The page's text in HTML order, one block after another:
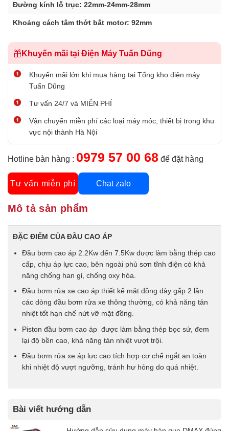
Đường kính lỗ trục: 22mm-24mm-28mm
Khoảng cách tâm thớt bắt motor: 92mm
Khuyến mãi tại Điện Máy Tuấn Dũng
Khuyến mãi lớn khi mua hàng tại Tổng kho điện máy
Tuấn Dũng
Tư vấn 24/7 và MIỄN PHÍ
Vận chuyển miễn phí các loại máy móc, thiết bị trong khu
vực nội thành Hà Nội
Hotline bàn hàng : 0979 57 00 68 để đặt hàng
Tư vấn miễn phí Chat zalo
Mô tả sản phẩm
ĐẶC ĐIỂM CỦA ĐẦU CAO ÁP
Đầu bơm cao áp 2.2Kw đến 7.5Kw được làm bằng thép cao
cấp, chịu áp lực cao, bên ngoài phủ sơn tĩnh điện có khả
năng chống han gỉ, chống oxy hóa.
Đầu bơm rửa xe cao áp thiết kế mặt đồng dày gấp 2 lần
các dòng đầu bơm rửa xe thông thường, có khả năng tản
nhiệt tốt hạn chế nứt vỡ mặt đồng.
Piston đầu bơm cao áp được làm bằng thép bọc sứ, đem
lại độ bền cao, khả năng tản nhiệt vượt trội.
Đầu bơm rửa xe áp lực cao tích hợp cơ chế ngắt an toàn
khi nhiệt độ vượt ngưỡng, tránh hư hỏng do quá nhiệt.
Bài viết hướng dẫn